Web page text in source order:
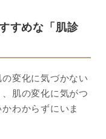
すめな「肌診
変化に気づかない
肌の変化に気がつ
わからずにいま